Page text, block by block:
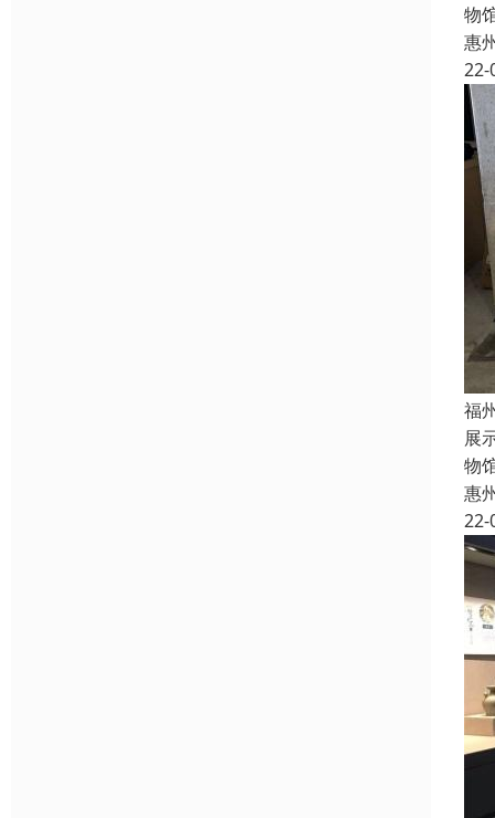
物
惠
22-
福
展
物
惠
22-